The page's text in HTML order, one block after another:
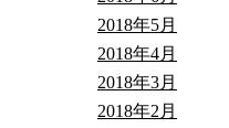
2018年5月
2018年4月
2018年3月
2018年2月